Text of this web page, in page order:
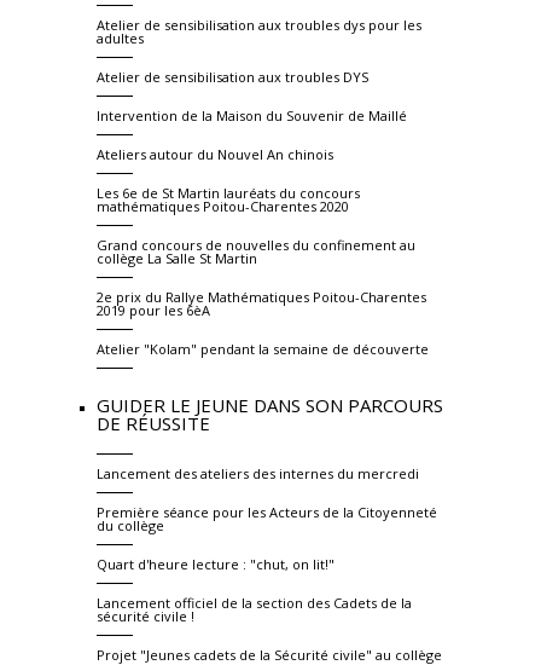
Atelier de sensibilisation aux troubles dys pour les
adultes
Atelier de sensibilisation aux troubles DYS
Intervention de la Maison du Souvenir de Maillé
Ateliers autour du Nouvel An chinois
Les 6e de St Martin lauréats du concours
mathématiques Poitou-Charentes 2020
Grand concours de nouvelles du confinement au
collège La Salle St Martin
2e prix du Rallye Mathématiques Poitou-Charentes
2019 pour les 6èA
Atelier "Kolam" pendant la semaine de découverte
GUIDER LE JEUNE DANS SON PARCOURS
DE RÉUSSITE
Lancement des ateliers des internes du mercredi
Première séance pour les Acteurs de la Citoyenneté
du collège
Quart d'heure lecture : "chut, on lit!"
Lancement officiel de la section des Cadets de la
sécurité civile !
Projet "Jeunes cadets de la Sécurité civile" au collège